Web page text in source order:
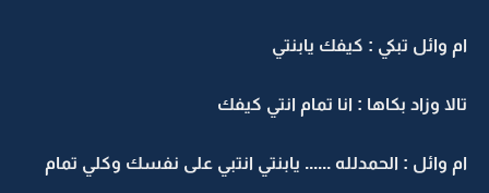
ام وائل تبكي : كيفك يابنتي
تالا وزاد بكاها : انا تمام انتي كيفك
ام وائل : الحمدلله ...... يابنتي انتبي على نفسك وكلي تمام